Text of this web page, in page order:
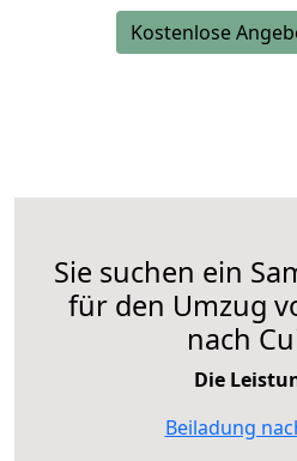
Kostenlose
Sie suchen ein
für den Umzug
nach
Die
Beiladung